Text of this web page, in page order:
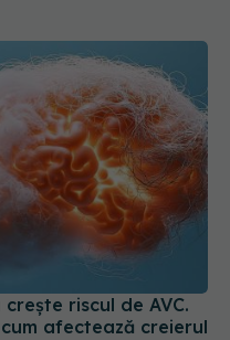
riscul de AVC.
afectează creierul